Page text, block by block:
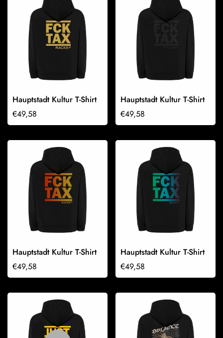
Hauptstadt Kultur T-Shirt
Regulärer
Preis
€49,58
Hauptstadt Kultur T-Shirt
Regulärer
Preis
€49,58
Hauptstadt Kultur T-Shirt
Regulärer
Preis
€49,58
Hauptstadt Kultur T-Shirt
Regulärer
Preis
€49,58